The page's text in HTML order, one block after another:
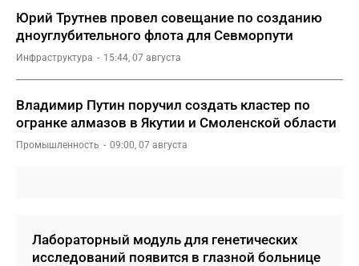
Юрий Трутнев провел совещание по созданию
дноуглубительного флота для Севморпути
Инфраструктура 15:44, 07 августа
Владимир Путин поручил создать кластер по
огранке алмазов в Якутии и Смоленской области
Промышленность 09:00, 07 августа
Лабораторный модуль для генетических
исследований появится в глазной больнице